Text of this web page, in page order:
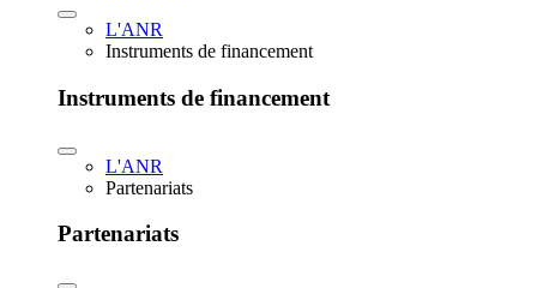
L'ANR
Instruments de financement
Instruments de financement
L'ANR
Partenariats
Partenariats